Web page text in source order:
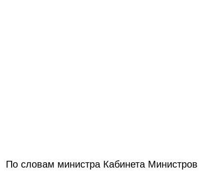
По словам министра Кабинета Министров